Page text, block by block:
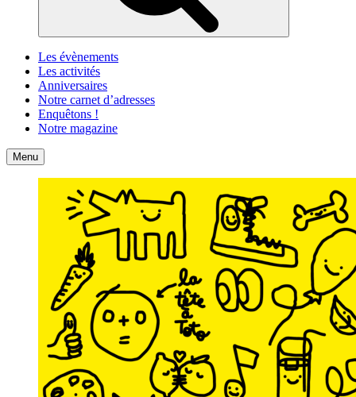
Les évènements
Les activités
Anniversaires
Notre carnet d’adresses
Enquêtons !
Notre magazine
Accueil
Menu Contact